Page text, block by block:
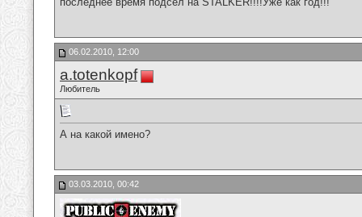
06.02.2010, 12:00
a.totenkopf
Любитель
А на какой имено?
03.03.2010, 00:42